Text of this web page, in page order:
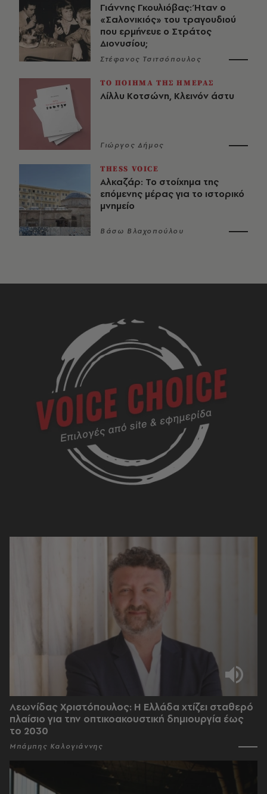
Γιάννης Γκουλιόβας: Ήταν ο
«Σαλονικιός» του τραγουδιού
που ερμήνευε ο Στράτος
Διονυσίου;
Στέφανος Τσιτσόπουλος
ΤΟ ΠΟΙΗΜΑ ΤΗΣ ΗΜΕΡΑΣ
Λίλλυ Κοτσώνη, Κλεινόν άστυ
Γιώργος Δήμος
THESS VOICE
Αλκαζάρ: Το στοίχημα της
επόμενης μέρας για το ιστορικό
μνημείο
Βάσω Βλαχοπούλου
Λεωνίδας Χριστόπουλος: Η Ελλάδα χτίζει σταθερό
πλαίσιο για την οπτικοακουστική δημιουργία έως
το 2030
Μπάμπης Καλογιάννης